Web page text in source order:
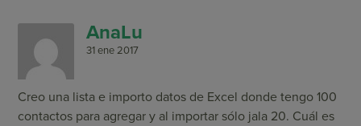
AnaLu
31 ene 2017
Creo una lista e importo datos de Excel donde tengo 100
contactos para agregar y al importar sólo jala 20. Cuál es